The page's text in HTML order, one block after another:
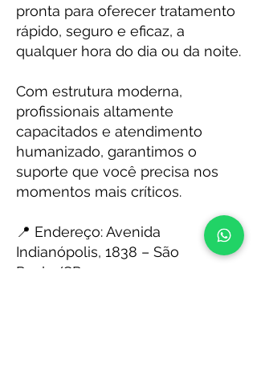
pronta para oferecer tratamento
rápido, seguro e eficaz, a
qualquer hora do dia ou da noite.
Com estrutura moderna,
profissionais altamente
capacitados e atendimento
humanizado, garantimos o
suporte que você precisa nos
momentos mais críticos.
📍 Endereço: Avenida
Indianópolis, 1838 – São
Paulo/SP